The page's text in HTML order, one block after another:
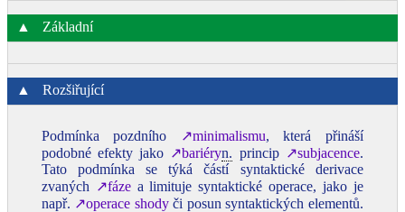
▲ Základní
▲ Rozšiřující
Podmínka pozdního ↗minimalismu, která přináší
podobné efekty jako ↗bariéryn. princip ↗subjacence.
Tato podmínka se týká částí syntaktické derivace
zvaných ↗fázea limituje syntaktické operace, jako je
např. ↗operace shodyči posun syntaktických elementů.